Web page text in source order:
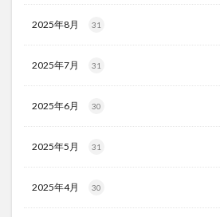
2025年8月 31
2025年7月 31
2025年6月 30
2025年5月 31
2025年4月 30